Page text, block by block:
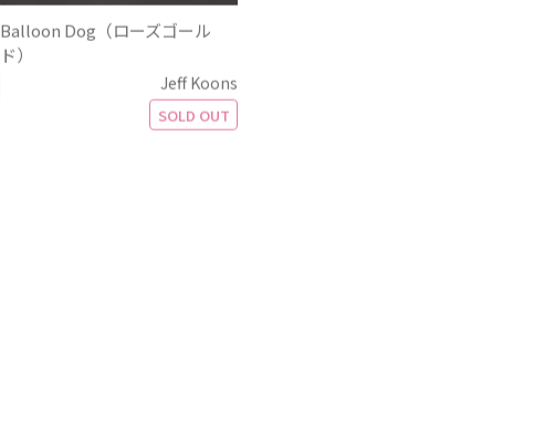
Balloon Dog（ローズゴール
ド）
Jeff Koons
SOLD OUT